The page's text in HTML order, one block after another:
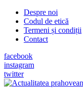
Despre noi
Codul de etică
Termeni și condiții
Contact
facebook
instagram
twitter